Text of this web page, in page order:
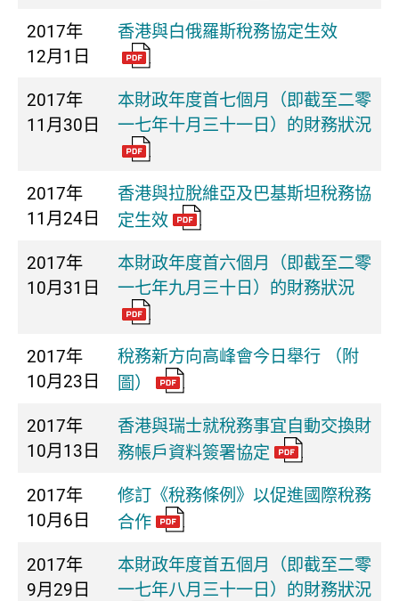
2017年
12月1日
香港與白俄羅斯稅務協定生效
2017年
11月30日
本財政年度首七個月（即截至二零
一七年十月三十一日）的財務狀況
2017年
11月24日
香港與拉脫維亞及巴基斯坦稅務協
定生效
2017年
10月31日
本財政年度首六個月（即截至二零
一七年九月三十日）的財務狀況
2017年
10月23日
稅務新方向高峰會今日舉行 （附
圖）
2017年
10月13日
香港與瑞士就稅務事宜自動交換財
務帳戶資料簽署協定
2017年
10月6日
修訂《稅務條例》以促進國際稅務
合作
2017年
9月29日
本財政年度首五個月（即截至二零
一七年八月三十一日）的財務狀況